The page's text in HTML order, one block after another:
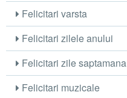
Felicitari varsta
Felicitari zilele anului
Felicitari zile saptamana
Felicitari muzicale